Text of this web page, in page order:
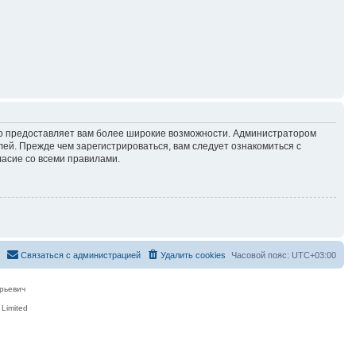
предоставляет вам более широкие возможности. Администратором
Прежде чем зарегистрироваться, вам следует ознакомиться с
со всеми правилами.
Часовой пояс: UTC+03:00
Удалить cookies
Связаться с администрацией